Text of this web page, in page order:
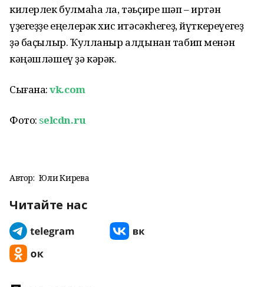
килерлек булмаһа ла, тәьҫире шәп – иртән
үҙегеҙҙе еңелерәк хис итәсәкһегеҙ, йүткереүегеҙ
ҙә баҫылыр. Ҡулланыр алдынан табип менән
кәңәшләшеү ҙә кәрәк.
Сығанаҡ:vk.com
Фото: selcdn.ru
Автор: Юлиә Кирәева
Читайте нас